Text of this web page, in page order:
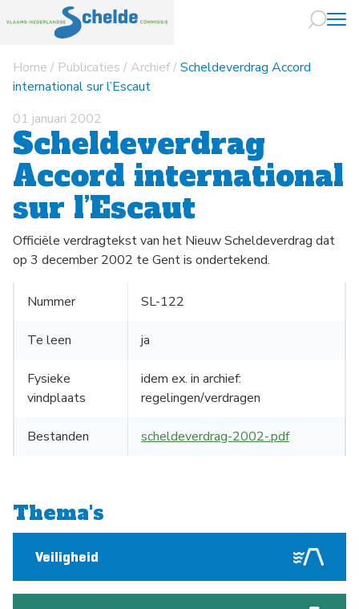
Naar
Home / Publicaties /Archief/Scheldeverdrag Accord
international sur l’Escaut
01 januari 2002
Scheldeverdrag
Accord international
sur l’Escaut
Officiële verdragtekst van het Nieuw Scheldeverdrag dat
op 3 december 2002 te Gent is ondertekend.
Nummer SL-122
Te leen ja
Fysieke
vindplaats
idem ex. in archief:
regelingen/verdragen
Bestanden scheldeverdrag-2002-.pdf
Thema's
Veiligheid